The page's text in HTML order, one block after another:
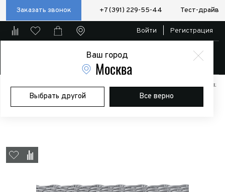
Заказать звонок +7 (391) 229-55-44 Тест-драйв
Ваш город
Москва
Выбрать другой Все верно
Войти Регистрация
Главная Магазин Дополнительное оборудование
Аксессуары:
Полезные мелочи
Коврик надувной Naturehike 183х64х7 см,
зеленый